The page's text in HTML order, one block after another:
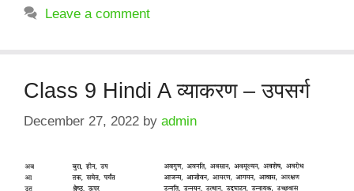
Leave a comment
Class 9 Hindi A व्याकरण – उपसर्ग
December 27, 2022 by admin